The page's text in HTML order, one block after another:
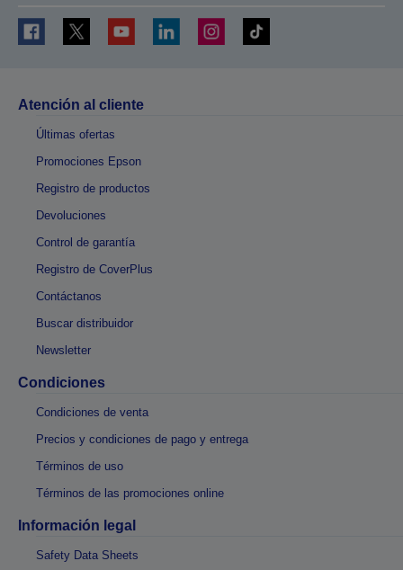
Atención al cliente
Últimas ofertas
Promociones Epson
Registro de productos
Devoluciones
Control de garantía
Registro de CoverPlus
Contáctanos
Buscar distribuidor
Newsletter
Condiciones
Condiciones de venta
Precios y condiciones de pago y entrega
Términos de uso
Términos de las promociones online
Información legal
Safety Data Sheets